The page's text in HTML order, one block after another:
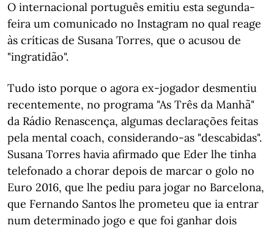
O internacional português emitiu esta segunda-
feira um comunicado no Instagram no qual reage
às críticas de Susana Torres, que o acusou de
"ingratidão".
Tudo isto porque o agora ex-jogador desmentiu
recentemente, no programa "As Três da Manhã"
da Rádio Renascença, algumas declarações feitas
pela mental coach, considerando-as "descabidas".
Susana Torres havia afirmado que Eder lhe tinha
telefonado a chorar depois de marcar o golo no
Euro 2016, que lhe pediu para jogar no Barcelona,
que Fernando Santos lhe prometeu que ia entrar
num determinado jogo e que foi ganhar dois